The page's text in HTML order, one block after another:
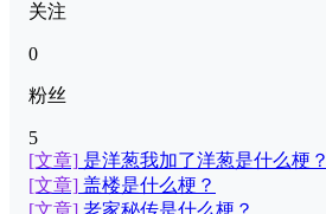
关注
0
粉丝
5
[文章] 是洋葱我加了洋葱是什么梗？
[文章] 盖楼是什么梗？